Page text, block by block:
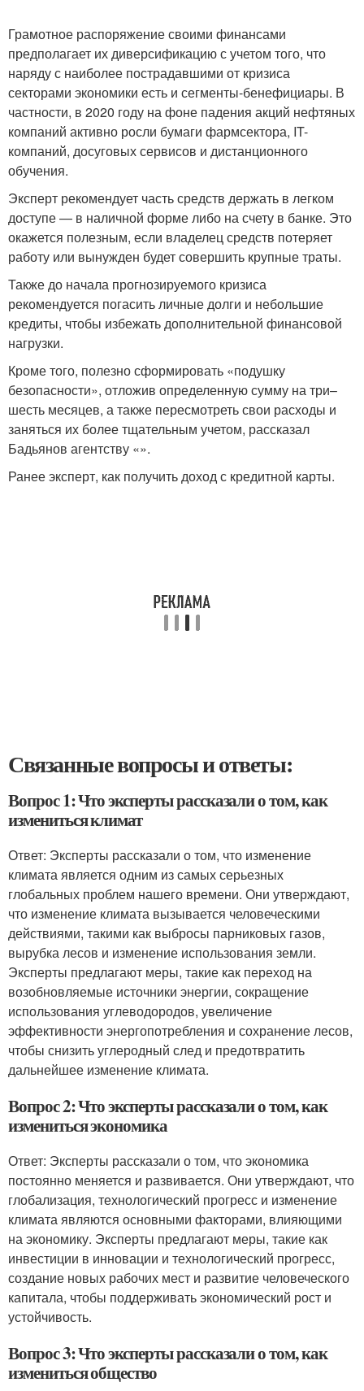
Грамотное распоряжение своими финансами
предполагает их диверсификацию с учетом того, что
наряду с наиболее пострадавшими от кризиса
секторами экономики есть и сегменты-бенефициары. В
частности, в 2020 году на фоне падения акций нефтяных
компаний активно росли бумаги фармсектора, IT-
компаний, досуговых сервисов и дистанционного
обучения.
Эксперт рекомендует часть средств держать в легком
доступе — в наличной форме либо на счету в банке. Это
окажется полезным, если владелец средств потеряет
работу или вынужден будет совершить крупные траты.
Также до начала прогнозируемого кризиса
рекомендуется погасить личные долги и небольшие
кредиты, чтобы избежать дополнительной финансовой
нагрузки.
Кроме того, полезно сформировать «подушку
безопасности», отложив определенную сумму на три–
шесть месяцев, а также пересмотреть свои расходы и
заняться их более тщательным учетом, рассказал
Бадьянов агентству «».
Ранее эксперт, как получить доход с кредитной карты.
Связанные вопросы и ответы:
Вопрос 1: Что эксперты рассказали о том, как
измениться климат
Ответ: Эксперты рассказали о том, что изменение
климата является одним из самых серьезных
глобальных проблем нашего времени. Они утверждают,
что изменение климата вызывается человеческими
действиями, такими как выбросы парниковых газов,
вырубка лесов и изменение использования земли.
Эксперты предлагают меры, такие как переход на
возобновляемые источники энергии, сокращение
использования углеводородов, увеличение
эффективности энергопотребления и сохранение лесов,
чтобы снизить углеродный след и предотвратить
дальнейшее изменение климата.
Вопрос 2: Что эксперты рассказали о том, как
измениться экономика
Ответ: Эксперты рассказали о том, что экономика
постоянно меняется и развивается. Они утверждают, что
глобализация, технологический прогресс и изменение
климата являются основными факторами, влияющими
на экономику. Эксперты предлагают меры, такие как
инвестиции в инновации и технологический прогресс,
создание новых рабочих мест и развитие человеческого
капитала, чтобы поддерживать экономический рост и
устойчивость.
Вопрос 3: Что эксперты рассказали о том, как
измениться общество